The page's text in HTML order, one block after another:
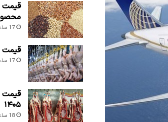
قیمت
محصولات
17 ساعت پیش
قیمت
17 ساعت پیش
۱۴۰۵
18 ساعت پیش